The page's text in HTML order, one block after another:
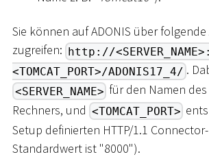
Sie können auf ADONIS über folgende
zugreifen: http://<SERVER_NAME>:
<TOMCAT_PORT>/ADONIS17_4/ .
<SERVER_NAME> für den Namen
Rechners, und <TOMCAT_PORT>
Setup definierten HTTP/1.1
Standardwert ist "8000").